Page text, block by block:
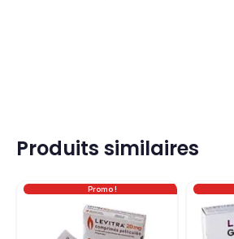
Produits similaires
Promo !